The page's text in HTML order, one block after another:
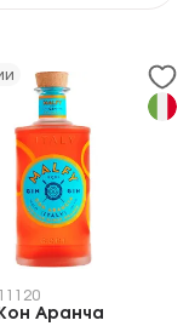
Аранча